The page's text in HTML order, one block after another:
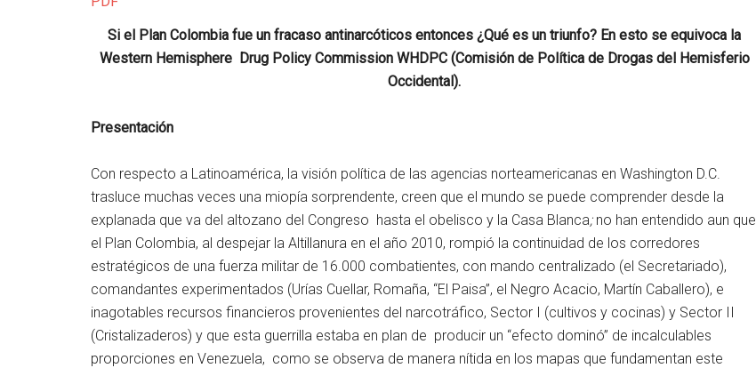
Si el Plan Colombia fue un fracaso antinarcóticos entonces ¿Qué es un triunfo? En esto se equivoca la
Western Hemisphere Drug Policy Commission WHDPC (Comisión de Política de Drogas del Hemisferio
Occidental).
Presentación
Con respecto a Latinoamérica, la visión política de las agencias norteamericanas en Washington D.C.
trasluce muchas veces una miopía sorprendente, creen que el mundo se puede comprender desde la
explanada que va del altozano del Congreso hasta el obelisco y la Casa Blanca; no han entendido aun que
el Plan Colombia, al despejar la Altillanura en el año 2010, rompió la continuidad de los corredores
estratégicos de una fuerza militar de 16.000 combatientes, con mando centralizado (el Secretariado),
comandantes experimentados (Urías Cuellar, Romaña, “El Paisa”, el Negro Acacio, Martín Caballero), e
inagotables recursos financieros provenientes del narcotráfico, Sector I (cultivos y cocinas) y Sector II
(Cristalizaderos) y que esta guerrilla estaba en plan de producir un “efecto dominó” de incalculables
proporciones en Venezuela, como se observa de manera nítida en los mapas que fundamentan este